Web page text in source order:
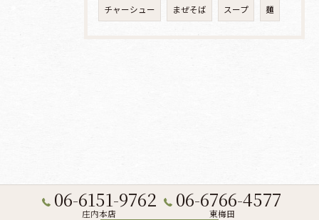
チャーシュー まぜそば スープ 麺
06-6151-9762
庄内本店
06-6766-4577
東梅田